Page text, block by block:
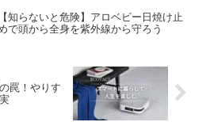
【知らないと危険】アロベビー日焼け止
で頭から全身を紫外線から守ろう
罠！やりす